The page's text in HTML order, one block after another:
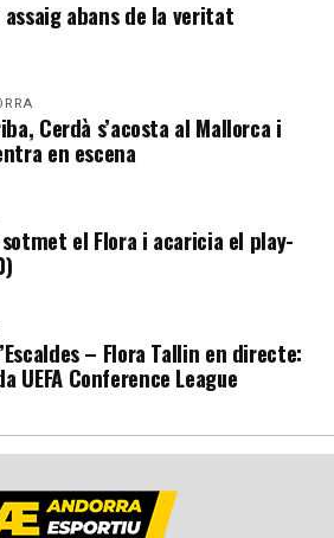
assaig abans de la veritat
Cerdà s’acosta al Mallorca i
en escena
sotmet el Flora i acaricia el play-
– Flora Tallin en directe:
UEFA Conference League